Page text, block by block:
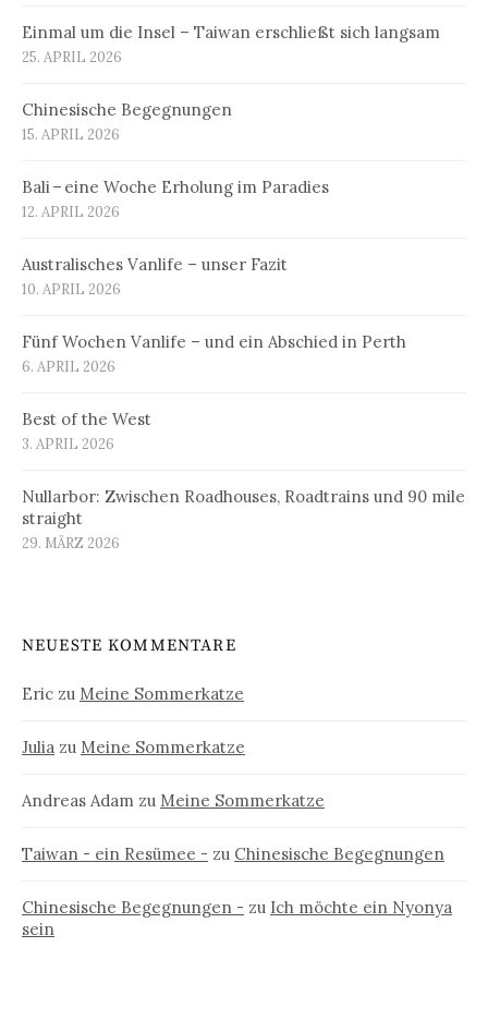
Einmal um die Insel – Taiwan erschließt sich langsam
25. APRIL 2026
Chinesische Begegnungen
15. APRIL 2026
Bali – eine Woche Erholung im Paradies
12. APRIL 2026
Australisches Vanlife – unser Fazit
10. APRIL 2026
Fünf Wochen Vanlife – und ein Abschied in Perth
6. APRIL 2026
Best of the West
3. APRIL 2026
Nullarbor: Zwischen Roadhouses, Roadtrains und 90 mile
straight
29. MÄRZ 2026
NEUESTE KOMMENTARE
Eric zu Meine Sommerkatze
Julia zu Meine Sommerkatze
Andreas Adam zu Meine Sommerkatze
Taiwan - ein Resümee - zu Chinesische Begegnungen
Chinesische Begegnungen - zu Ich möchte ein Nyonya
sein